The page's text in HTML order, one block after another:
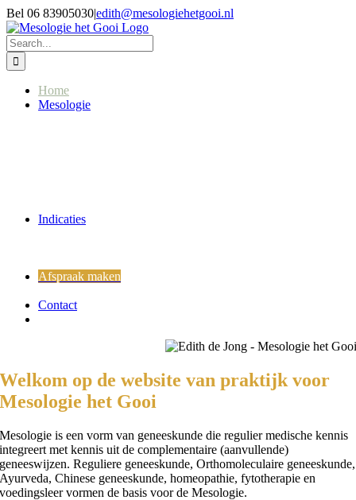
Skip
to
content
Bel 06 83905030|edith@mesologiehetgooi.nl
Search
for:
Home
Mesologie
Indicaties
Afspraak maken
Contact
Welkom op de website van praktijk voor
Mesologie het Gooi
Mesologie is een vorm van geneeskunde die regulier medische kennis
integreert met kennis uit de complementaire (aanvullende)
geneeswijzen. Reguliere geneeskunde, Orthomoleculaire geneeskunde,
Ayurveda, Chinese geneeskunde, homeopathie, fytotherapie en
voedingsleer vormen de basis voor de Mesologie.